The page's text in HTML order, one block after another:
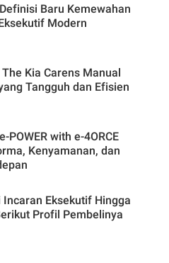
Baru Kemewahan
Modern
Kia Carens Manual
Tangguh dan Efisien
POWER with e-4ORCE
Kenyamanan, dan
Eksekutif Hingga
Profil Pembelinya